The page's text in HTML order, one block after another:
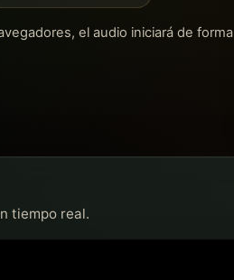
el audio iniciará de forma
tiempo real.